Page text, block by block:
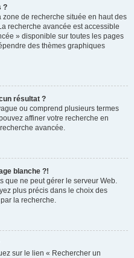
?
de recherche située en haut des
recherche avancée est accessible
» disponible sur toutes les pages
des thèmes graphiques
résultat ?
ou comprend plusieurs termes
affiner votre recherche en
avancée.
blanche ?!
que ne peut gérer le serveur Web.
plus précis dans le choix des
la recherche.
sur le lien « Rechercher un